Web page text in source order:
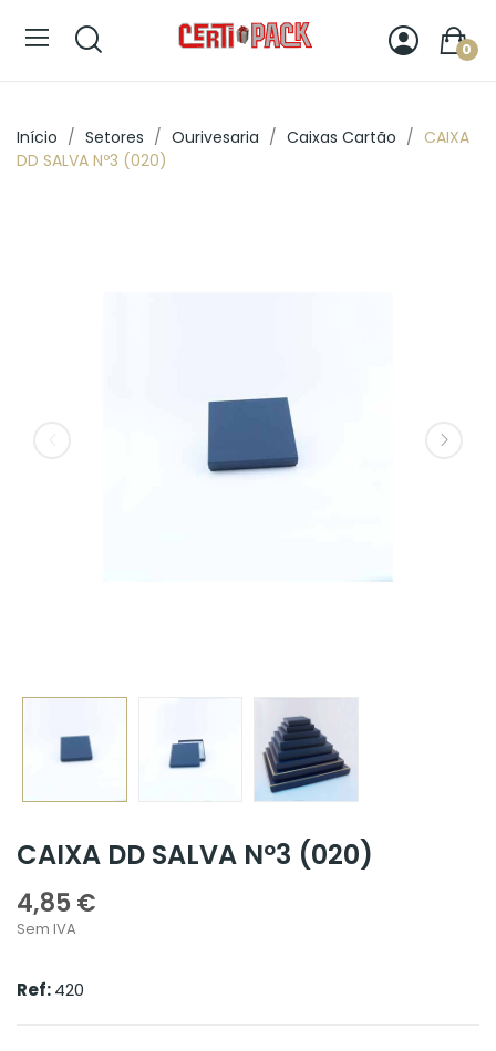
0
Início Setores Ourivesaria Caixas Cartão
CAIXA
DD SALVA Nº3 (020)
CAIXA DD SALVA Nº3 (020)
4,85 €
Sem IVA
Ref:420